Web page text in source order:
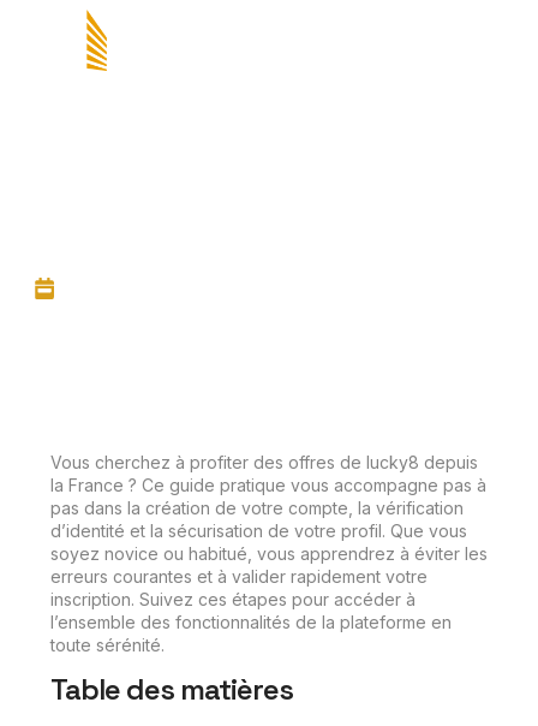
Vous cherchez à profiter des offres de lucky8 depuis
la France ? Ce guide pratique vous accompagne pas à
pas dans la création de votre compte, la vérification
d’identité et la sécurisation de votre profil. Que vous
soyez novice ou habitué, vous apprendrez à éviter les
erreurs courantes et à valider rapidement votre
inscription. Suivez ces étapes pour accéder à
l’ensemble des fonctionnalités de la plateforme en
toute sérénité.
Table des matières